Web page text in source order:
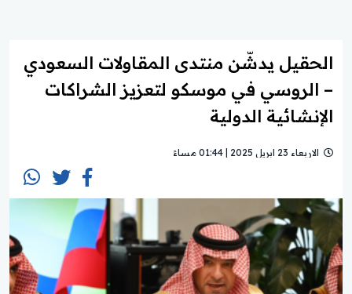
الحقيل يدشّن منتدى المقاولات السعودي
– الروسي في موسكو لتعزيز الشراكات
الإنشائية الدولية
الاربعاء 23 ابريل 2025 | 01:44 مساءً